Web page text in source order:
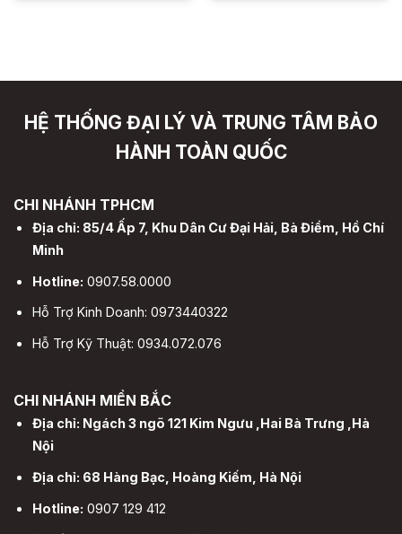
HỆ THỐNG ĐẠI LÝ VÀ TRUNG TÂM BẢO
HÀNH TOÀN QUỐC
CHI NHÁNH TPHCM
Địa chỉ: 85/4 Ấp 7, Khu Dân Cư Đại Hải, Bà Điểm, Hồ Chí
Minh
Hotline: 0907.58.0000
Hỗ Trợ Kinh Doanh: 0973440322
Hỗ Trợ Kỹ Thuật: 0934.072.076
CHI NHÁNH MIỀN BẮC
Địa chỉ: Ngách 3 ngõ 121 Kim Ngưu ,Hai Bà Trưng ,Hà
Nội
Địa chỉ: 68 Hàng Bạc, Hoàng Kiếm, Hà Nội
Hotline: 0907 129 412